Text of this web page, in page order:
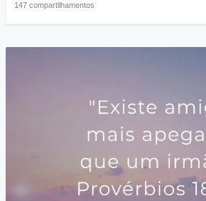
147 compartilhamentos